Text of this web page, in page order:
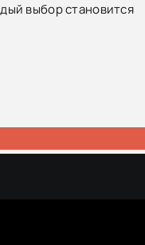
выбор становится